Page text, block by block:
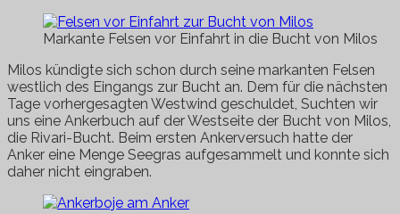
Markante Felsen vor Einfahrt in die Bucht von Milos
Milos kündigte sich schon durch seine markanten Felsen
westlich des Eingangs zur Bucht an. Dem für die nächsten
Tage vorhergesagten Westwind geschuldet, Suchten wir
uns eine Ankerbuch auf der Westseite der Bucht von Milos,
die Rivari-Bucht. Beim ersten Ankerversuch hatte der
Anker eine Menge Seegras aufgesammelt und konnte sich
daher nicht eingraben.